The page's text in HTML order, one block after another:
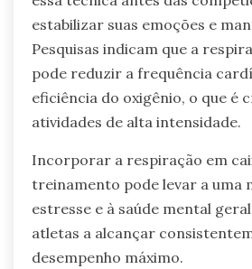
estabilizar suas emoções e
Pesquisas indicam que a
pode reduzir a frequência
eficiência do oxigênio, o que é
atividades de alta intensidade.
Incorporar a respiração em
treinamento pode levar a uma
estresse e à saúde mental
atletas a alcançar
desempenho máximo.